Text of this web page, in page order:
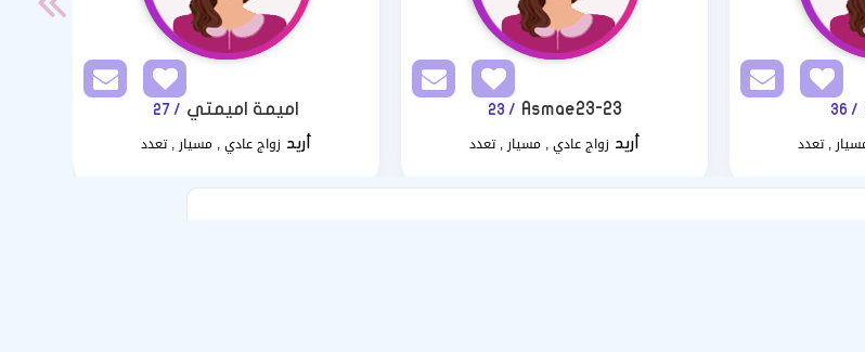
اميمة اميمتي / 27
أريد زواج عادي , مسيار , تعدد
Asmae23-23
/ 23
أريد زواج عادي , مسيار , تعدد
/ 36
, تعدد